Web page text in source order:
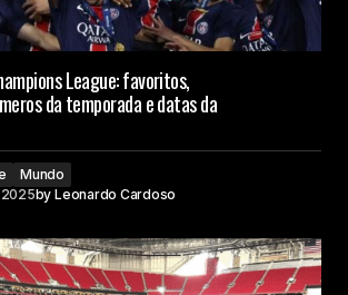
League: favoritos,
da temporada e datas da
Mundo
by Leonardo Cardoso